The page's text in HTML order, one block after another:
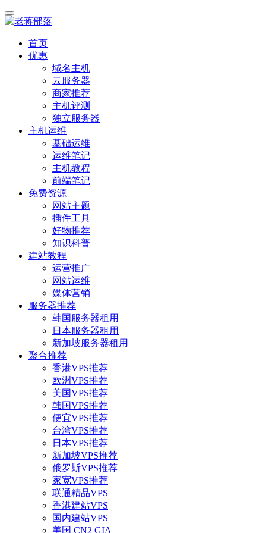
首页
优惠
域名主机
云服务器
商家推荐
主机评测
独立服务器
主机运维
基础运维
运维笔记
主机教程
前端笔记
免费资源
网站主题
插件工具
好物推荐
知识科普
建站教程
运营推广
网站运维
媒体营销
服务器推荐
韩国服务器租用
日本服务器租用
新加坡服务器租用
聚合推荐
香港VPS推荐
欧洲VPS推荐
美国VPS推荐
韩国VPS推荐
便宜VPS推荐
台湾VPS推荐
日本VPS推荐
新加坡VPS推荐
俄罗斯VPS推荐
家宽VPS推荐
联通精品VPS
香港建站VPS
国内建站VPS
美国 CN2 GIA